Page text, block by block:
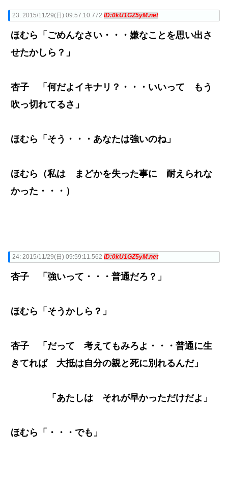
23: 2015/11/29(日) 09:57:10.772 ID:0kU1GZ5yM.net
ほむら「ごめんなさい・・・嫌なことを思い出さ
せたかしら？」
杏子 「何だよイキナリ？・・・いいって もう
吹っ切れてるさ」
ほむら「そう・・・あなたは強いのね」
ほむら（私は まどかを失った事に 耐えられな
かった・・・）
24: 2015/11/29(日) 09:59:11.562 ID:0kU1GZ5yM.net
杏子 「強いって・・・普通だろ？」
ほむら「そうかしら？」
杏子 「だって 考えてもみろよ・・・普通に生
きてれば 大抵は自分の親と死に別れるんだ」
「あたしは それが早かっただけだよ」
ほむら「・・・でも」